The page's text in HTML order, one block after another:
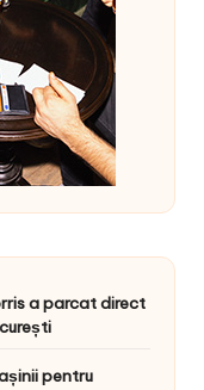
a parcat direct
pentru